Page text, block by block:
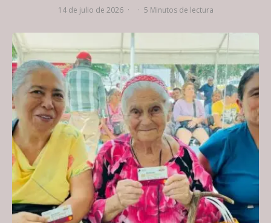
14 de julio de 2026 · · 5 Minutos de lectura